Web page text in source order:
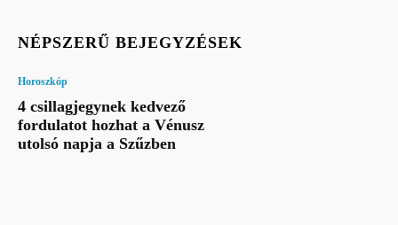
NÉPSZERŰ BEJEGYZÉSEK
Horoszkóp
4 csillagjegynek kedvező
fordulatot hozhat a Vénusz
utolsó napja a Szűzben